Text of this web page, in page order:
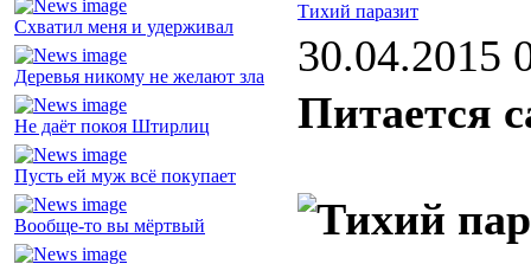
Схватил меня и удерживал
Деревья никому не желают зла
Не даёт покоя Штирлиц
Пусть ей муж всё покупает
Вообще-то вы мёртвый
Тихий паразит
30.04.2015
Питается